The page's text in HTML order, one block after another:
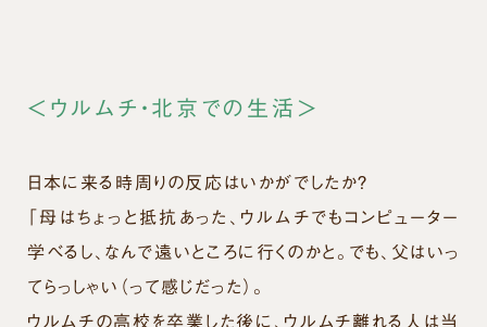
＜ウルムチ・北京での生活＞
日本に来る時周りの反応はいかがでしたか？
「母はちょっと抵抗あった、ウルムチでもコンピューター
学べるし、なんで遠いところに行くのかと。でも、父はいっ
てらっしゃい（って感じだった）。
ウルムチの高校を卒業した後に、ウルムチ離れる人は当